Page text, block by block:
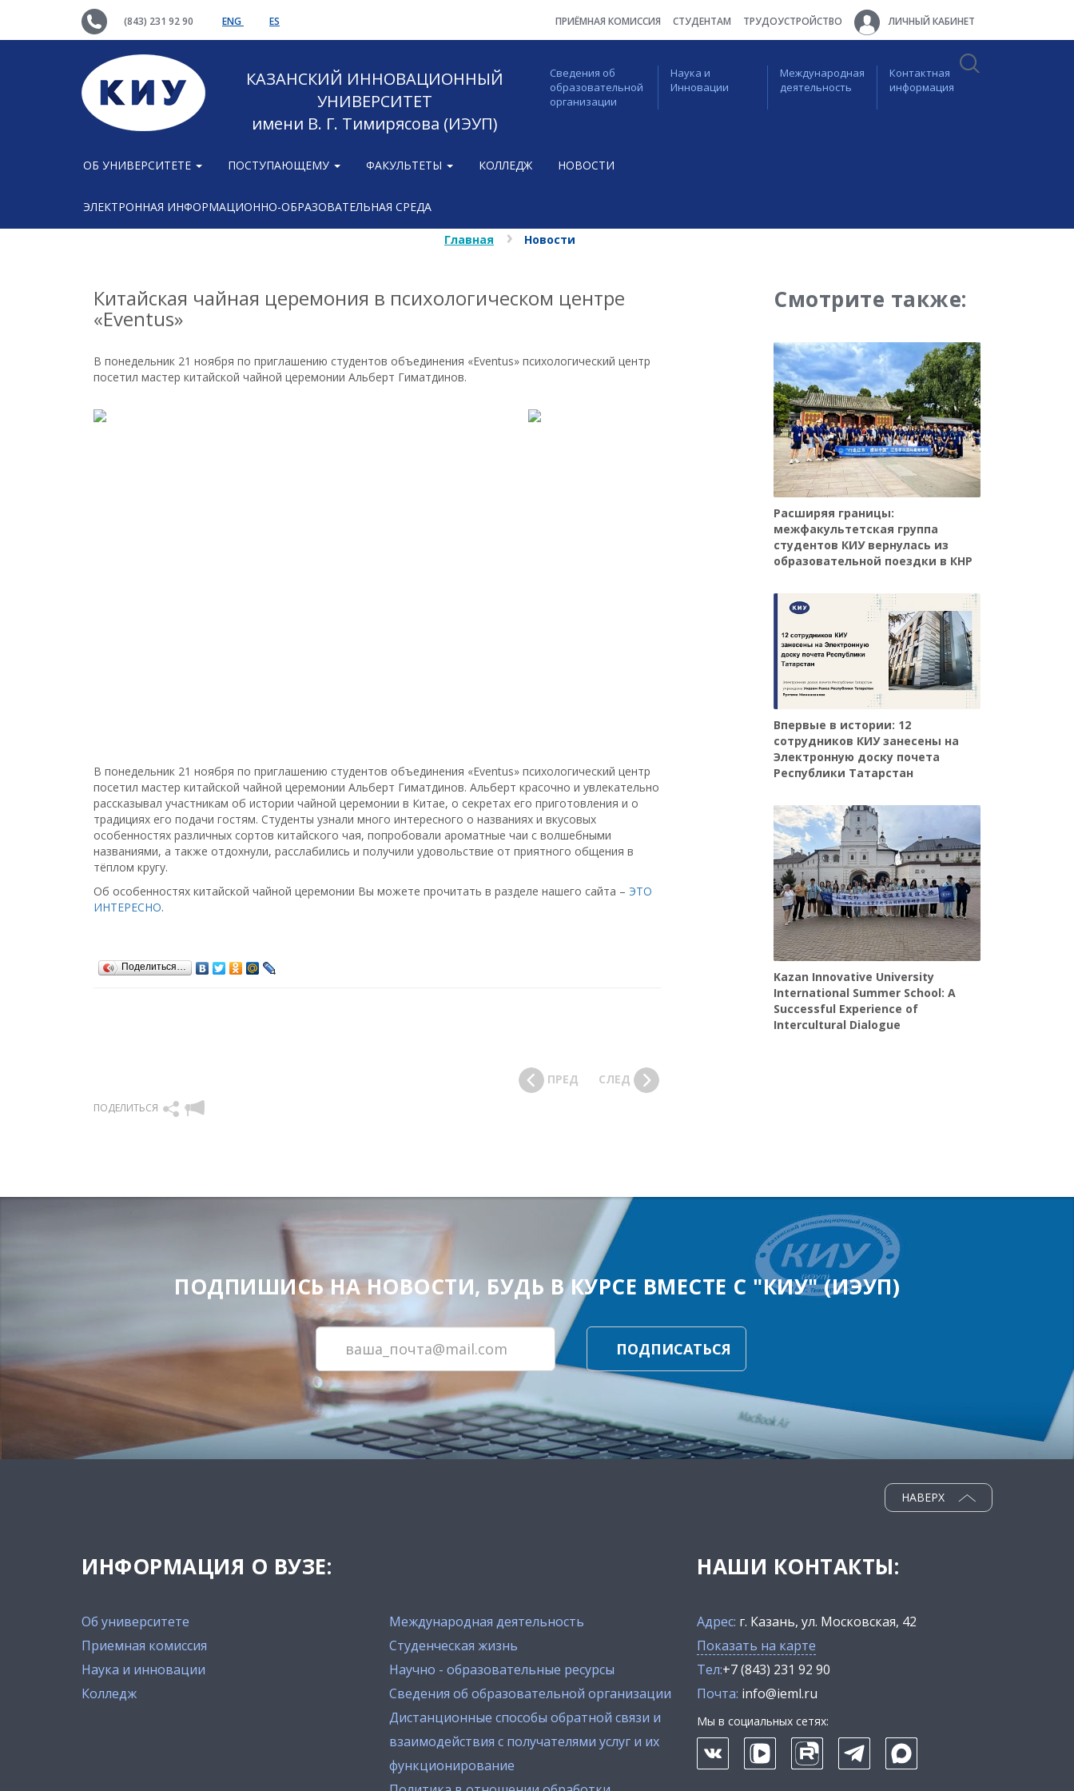
(843) 231 92 90 ENG ES ПРИЁМНАЯ КОМИССИЯ СТУДЕНТАМ ТРУДОУСТРОЙСТВО ЛИЧНЫЙ КАБИНЕТ
КАЗАНСКИЙ ИННОВАЦИОННЫЙ
УНИВЕРСИТЕТ
имени В. Г. Тимирясова (ИЭУП)
Сведения об
образовательной
организации
Наука и
Инновации
Международная
деятельность
Контактная
информация
ОБ УНИВЕРСИТЕТЕ ПОСТУПАЮЩЕМУ ФАКУЛЬТЕТЫ КОЛЛЕДЖ НОВОСТИ
ЭЛЕКТРОННАЯ ИНФОРМАЦИОННО-ОБРАЗОВАТЕЛЬНАЯ СРЕДА
Главная Новости
Китайская чайная церемония в психологическом центре
«Eventus»
В понедельник 21 ноября по приглашению студентов объединения «Eventus» психологический центр
посетил мастер китайской чайной церемонии Альберт Гиматдинов.
В понедельник 21 ноября по приглашению студентов объединения «Eventus» психологический центр
посетил мастер китайской чайной церемонии Альберт Гиматдинов. Альберт красочно и увлекательно
рассказывал участникам об истории чайной церемонии в Китае, о секретах его приготовления и о
традициях его подачи гостям. Студенты узнали много интересного о названиях и вкусовых
особенностях различных сортов китайского чая, попробовали ароматные чаи с волшебными
названиями, а также отдохнули, расслабились и получили удовольствие от приятного общения в
тёплом кругу.
Об особенностях китайской чайной церемонии Вы можете прочитать в разделе нашего сайта – ЭТО
ИНТЕРЕСНО.
Поделиться…
ПОДЕЛИТЬСЯ
ПРЕД СЛЕД
Смотрите также:
Расширяя границы:
межфакультетская группа
студентов КИУ вернулась из
образовательной поездки в КНР
Впервые в истории: 12
сотрудников КИУ занесены на
Электронную доску почета
Республики Татарстан
Kazan Innovative University
International Summer School: A
Successful Experience of
Intercultural Dialogue
ПОДПИШИСЬ НА НОВОСТИ, БУДЬ В КУРСЕ ВМЕСТЕ С "КИУ" (ИЭУП)
ПОДПИСАТЬСЯ
ИНФОРМАЦИЯ О ВУЗЕ:
Об университете
Приемная комиссия
Наука и инновации
Колледж
Международная деятельность
Студенческая жизнь
Научно - образовательные ресурсы
Сведения об образовательной организации
Дистанционные способы обратной связи и
взаимодействия с получателями услуг и их
функционирование
НАВЕРХ
НАШИ КОНТАКТЫ:
Адрес: г. Казань, ул. Московская, 42
Показать на карте
Тел:+7 (843) 231 92 90
Почта: info@ieml.ru
Мы в социальных сетях: